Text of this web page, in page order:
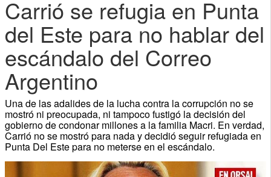
Carrió se refugia en Punta
del Este para no hablar del
escándalo del Correo
Argentino
Una de las adalides de la lucha contra la corrupción no se
mostró ni preocupada, ni tampoco fustigó la decisión del
gobierno de condonar millones a la familia Macri. En verdad,
Carrió no se mostró para nada y decidió seguir refugiada en
Punta Del Este para no meterse en el escándalo.